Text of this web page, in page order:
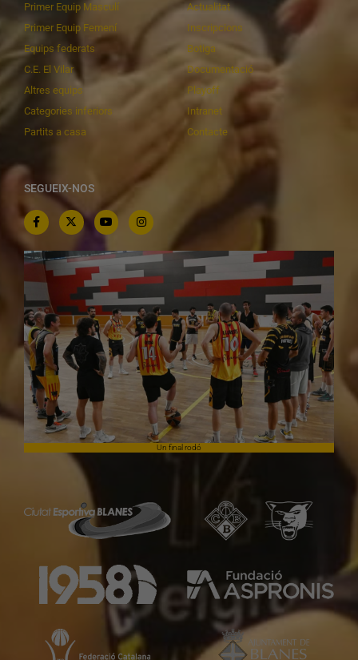
Primer Equip Masculí
Primer Equip Femení
Equips federats
C.E. El Vilar
Altres equips
Categories inferiors
Partits a casa
Actualitat
Inscripcions
Botiga
Documentació
Playoff
Intranet
Contacte
SEGUEIX-NOS
Un final rodó